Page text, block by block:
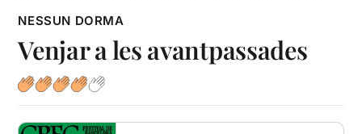
NESSUN DORMA
Venjar a les avantpassades